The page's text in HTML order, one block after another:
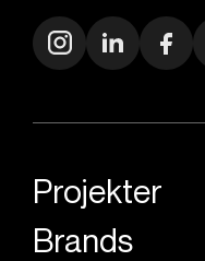
Projekter
Brands